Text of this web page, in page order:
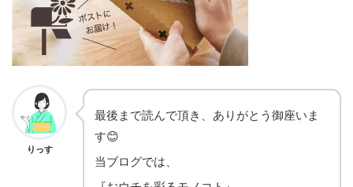
りっす
最後まで読んで頂き、ありがとう御座いま
す😊
当ブログでは、